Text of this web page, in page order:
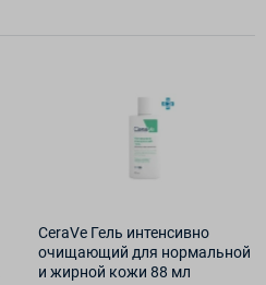
CeraVe Гель интенсивно
очищающий для нормальной
и жирной кожи 88 мл